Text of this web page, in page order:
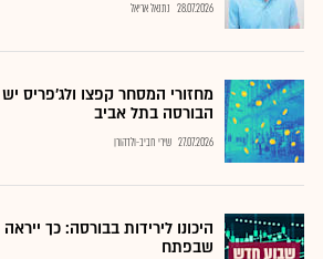
28.07.2026 נתנאל אריאל
מחזורי המסחר קפצו ולג'פריס
הבורסה בתל אביב
27.07.2026 שירי חביב-ולדהורן
היכונו לירידות בבורסה: כך
שבפתח